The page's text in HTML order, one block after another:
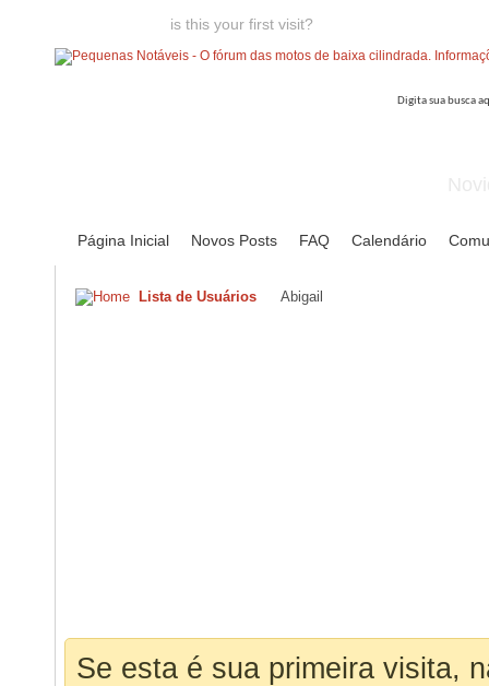
is this your first visit?
Página Inicial Novos Posts FAQ Calendário
Lista de Usuários Abigail
Se esta é sua primeira visita,